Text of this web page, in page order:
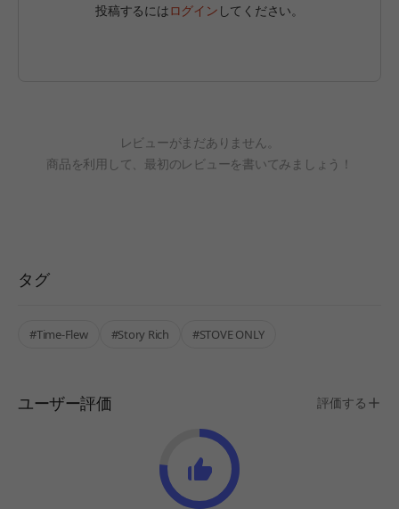
投稿するにはログイン してください。
レビューがまだありません。
商品を利用して、最初のレビューを書いてみましょう！
タグ
#Time-Flew #Story Rich #STOVE ONLY
ユーザー評価 評価する